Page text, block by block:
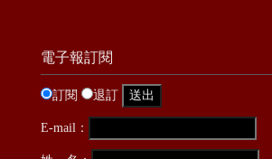
電子報訂閱
訂閱 退訂
E-mail：